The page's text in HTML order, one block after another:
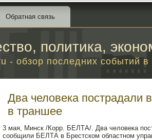
Обратная связь
политика,
- обзор последних событий в
Два человека пострадали
в траншее
3 мая, Минск /Корр. БЕЛТА/. Два человека
сообщили БЕЛТА в Брестском областном